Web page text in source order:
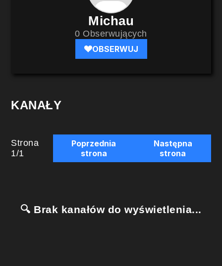
Michau
0 Obserwujących
OBSERWUJ
KANAŁY
Strona
1/1
Poprzednia
strona
Następna
strona
🔍 Brak kanałów do wyświetlenia...